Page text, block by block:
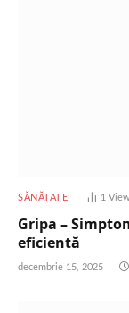
SĂNĂTATE 1
Gripa –
eficientă
decembrie 15, 2025